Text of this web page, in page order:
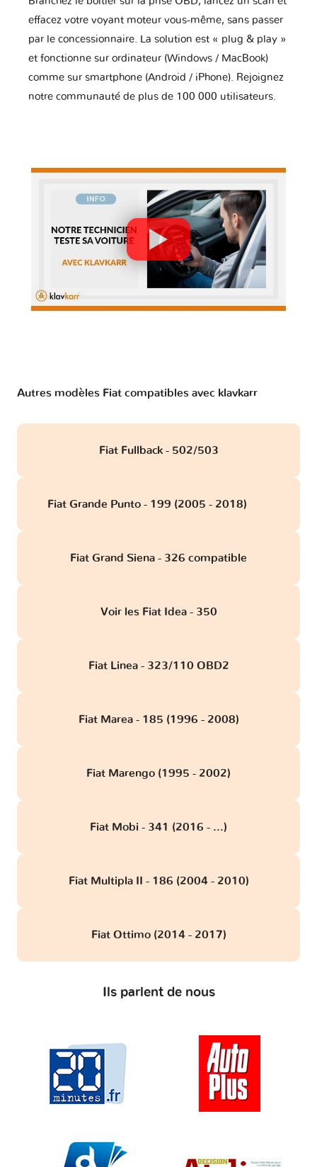
effacez votre voyant moteur vous-même, sans passer
par le concessionnaire. La solution est « plug & play »
et fonctionne sur ordinateur (Windows / MacBook)
comme sur smartphone (Android / iPhone). Rejoignez
notre communauté de plus de 100 000 utilisateurs.
Autres modèles Fiat compatibles avec klavkarr
Fiat Fullback - 502/503
Fiat Grande Punto - 199 (2005 - 2018)
Fiat Grand Siena - 326 compatible
Voir les Fiat Idea - 350
Fiat Linea - 323/110 OBD2
Fiat Marea - 185 (1996 - 2008)
Fiat Marengo (1995 - 2002)
Fiat Mobi - 341 (2016 - ...)
Fiat Multipla II - 186 (2004 - 2010)
Fiat Ottimo (2014 - 2017)
Ils parlent de nous